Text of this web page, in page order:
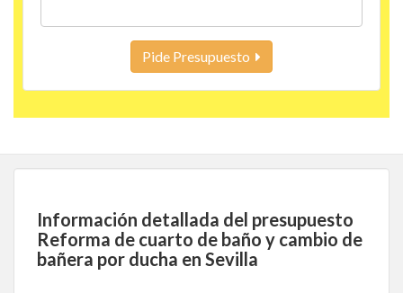
Pide Presupuesto
Información detallada del presupuesto
Reforma de cuarto de baño y cambio de
bañera por ducha en Sevilla